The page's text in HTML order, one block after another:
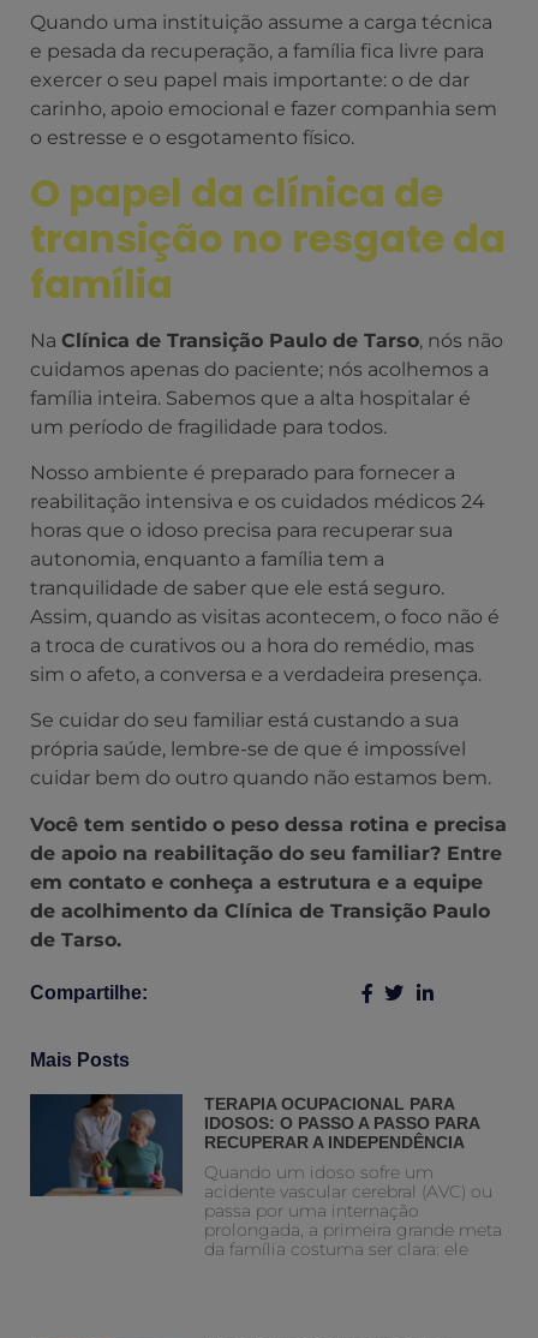
Quando uma instituição assume a carga técnica
e pesada da recuperação, a família fica livre para
exercer o seu papel mais importante: o de dar
carinho, apoio emocional e fazer companhia sem
o estresse e o esgotamento físico.
O papel da clínica de
transição no resgate da
família
Na Clínica de Transição Paulo de Tarso, nós não
cuidamos apenas do paciente; nós acolhemos a
família inteira. Sabemos que a alta hospitalar é
um período de fragilidade para todos.
Nosso ambiente é preparado para fornecer a
reabilitação intensiva e os cuidados médicos 24
horas que o idoso precisa para recuperar sua
autonomia, enquanto a família tem a
tranquilidade de saber que ele está seguro.
Assim, quando as visitas acontecem, o foco não é
a troca de curativos ou a hora do remédio, mas
sim o afeto, a conversa e a verdadeira presença.
Se cuidar do seu familiar está custando a sua
própria saúde, lembre-se de que é impossível
cuidar bem do outro quando não estamos bem.
Você tem sentido o peso dessa rotina e precisa
de apoio na reabilitação do seu familiar? Entre
em contato e conheça a estrutura e a equipe
de acolhimento da Clínica de Transição Paulo
de Tarso.
Compartilhe:
Mais Posts
TERAPIA OCUPACIONAL PARA
IDOSOS: O PASSO A PASSO PARA
RECUPERAR A INDEPENDÊNCIA
Quando um idoso sofre um
acidente vascular cerebral (AVC) ou
passa por uma internação
prolongada, a primeira grande meta
da família costuma ser clara: ele